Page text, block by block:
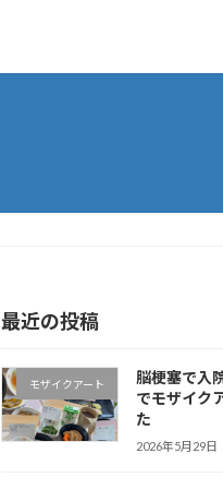
最近の投稿
モザイクアート
脳梗塞で入
でモザイク
た
2026年5月29日